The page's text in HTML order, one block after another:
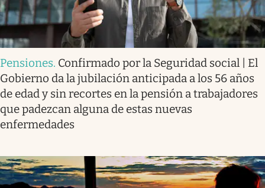
Pensiones. Confirmado por la Seguridad social | El
Gobierno da la jubilación anticipada a los 56 años
de edad y sin recortes en la pensión a trabajadores
que padezcan alguna de estas nuevas
enfermedades